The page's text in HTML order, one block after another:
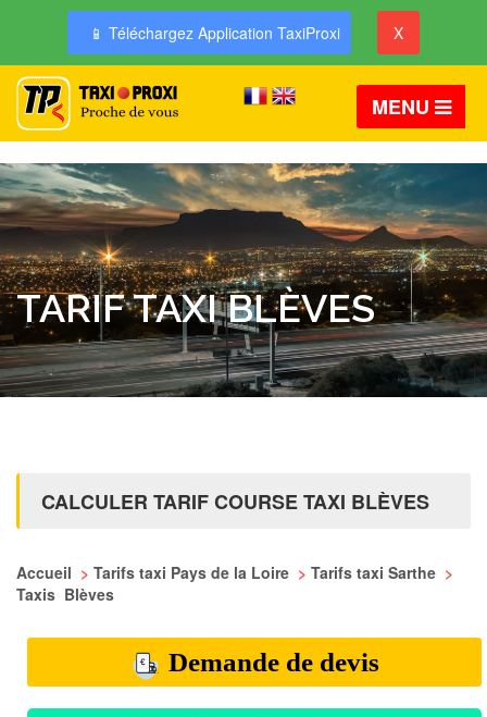
📱 Téléchargez Application TaxiProxi X
MENU
TARIF TAXI BLÈVES
CALCULER TARIF COURSE TAXI BLÈVES
Accueil > Tarifs taxi Pays de la Loire > Tarifs taxi Sarthe >
Taxis Blèves
Demande de devis